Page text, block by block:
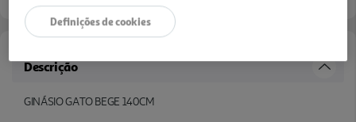
Descrição
GINÁSIO GATO BEGE 140CM
Definições de cookies